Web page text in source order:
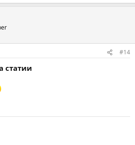
#14
статии